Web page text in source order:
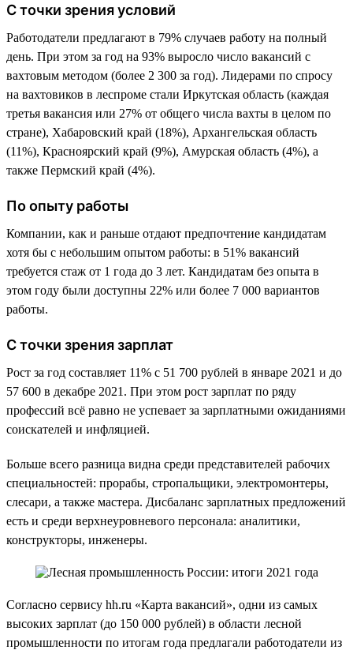
С точки зрения условий
Работодатели предлагают в 79% случаев работу на полный
день. При этом за год на 93% выросло число вакансий с
вахтовым методом (более 2 300 за год). Лидерами по спросу
на вахтовиков в леспроме стали Иркутская область (каждая
третья вакансия или 27% от общего числа вахты в целом по
стране), Хабаровский край (18%), Архангельская область
(11%), Красноярский край (9%), Амурская область (4%), а
также Пермский край (4%).
По опыту работы
Компании, как и раньше отдают предпочтение кандидатам
хотя бы с небольшим опытом работы: в 51% вакансий
требуется стаж от 1 года до 3 лет. Кандидатам без опыта в
этом году были доступны 22% или более 7 000 вариантов
работы.
С точки зрения зарплат
Рост за год составляет 11% с 51 700 рублей в январе 2021 и до
57 600 в декабре 2021. При этом рост зарплат по ряду
профессий всё равно не успевает за зарплатными ожиданиями
соискателей и инфляцией.
Больше всего разница видна среди представителей рабочих
специальностей: прорабы, стропальщики, электромонтеры,
слесари, а также мастера. Дисбаланс зарплатных предложений
есть и среди верхнеуровневого персонала: аналитики,
конструкторы, инженеры.
Согласно сервису hh.ru «Карта вакансий», одни из самых
высоких зарплат (до 150 000 рублей) в области лесной
промышленности по итогам года предлагали работодатели из